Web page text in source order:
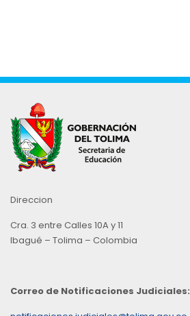
Direccion
Cra. 3 entre Calles 10A y 11
Ibagué – Tolima – Colombia
Correo de Notificaciones Judiciales: